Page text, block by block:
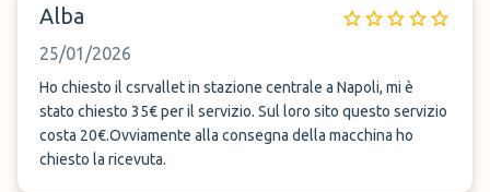
Alba
25/01/2026
Ho chiesto il csrvallet in stazione centrale a Napoli, mi è
stato chiesto 35€ per il servizio. Sul loro sito questo servizio
costa 20€.Ovviamente alla consegna della macchina ho
chiesto la ricevuta.